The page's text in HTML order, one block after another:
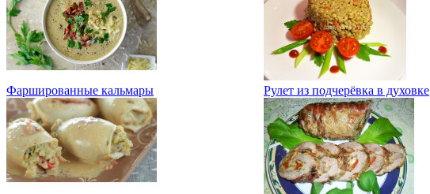
Фаршированные кальмары Рулет из подчерёвка в духовке